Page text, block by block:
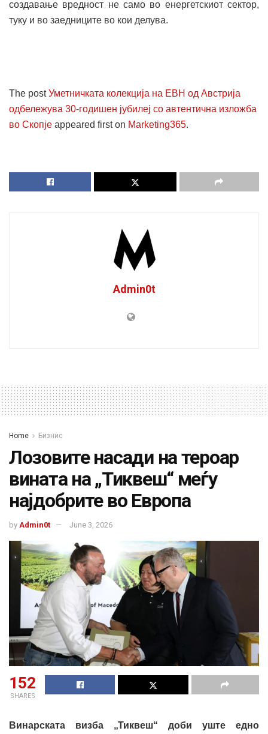
создавање вредност не само во енергетскиот сектор,
туку и во заедниците во кои делува.
The postУметничката колекција на ЕВН од Австрија
одбележува 30-годишен јубилеј со автентична изложба
во Скопје appeared first on Marketing365.
Admin0t
Home Бизнис
Лозовите насади на тероар
вината на „Тиквеш“ меѓу
најдобрите во Европа
by Admin0t June 3, 2026
152
SHARES
Винарската визба „Тиквеш“ доби уште едно